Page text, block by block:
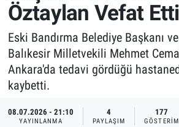
Öztaylan Vefat Etti
Eski Bandırma Belediye Başkanı
Balıkesir Milletvekili Mehmet
Ankara'da tedavi gördüğü
kaybetti.
08.07.2026 - 21:10
YAYINLANMA
4
PAYLAŞIM
177
GÖSTERIM